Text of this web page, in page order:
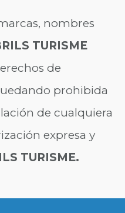
nombres
TURISME
de
prohibida
de cualquiera
expresa y
TURISME.